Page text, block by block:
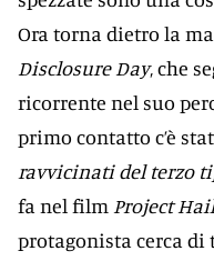
Ora torna dietro la
Disclosure Day, che
ricorrente nel suo
primo contatto c’è
ravvicinati del terzo
fa nel film Project
protagonista cerca di